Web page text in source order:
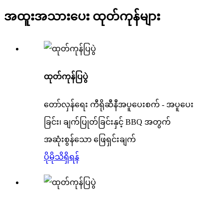
အထူးအသားပေး ထုတ်ကုန်များ
ထုတ်ကုန်ပြပွဲ
တော်လှန်ရေး ကီရိုဆီနီအပူပေးစက် - အပူပေး
ခြင်း၊ ချက်ပြုတ်ခြင်းနှင့် BBQ အတွက်
အဆုံးစွန်သော ဖြေရှင်းချက်
ပိုမိုသိရှိရန်